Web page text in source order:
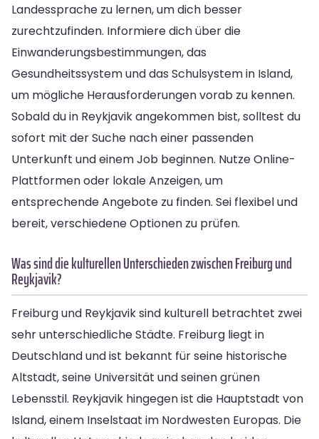
Landessprache zu lernen, um dich besser
zurechtzufinden. Informiere dich über die
Einwanderungsbestimmungen, das
Gesundheitssystem und das Schulsystem in Island,
um mögliche Herausforderungen vorab zu kennen.
Sobald du in Reykjavik angekommen bist, solltest du
sofort mit der Suche nach einer passenden
Unterkunft und einem Job beginnen. Nutze Online-
Plattformen oder lokale Anzeigen, um
entsprechende Angebote zu finden. Sei flexibel und
bereit, verschiedene Optionen zu prüfen.
Was sind die kulturellen Unterschieden zwischen Freiburg und
Reykjavik?
Freiburg und Reykjavik sind kulturell betrachtet zwei
sehr unterschiedliche Städte. Freiburg liegt in
Deutschland und ist bekannt für seine historische
Altstadt, seine Universität und seinen grünen
Lebensstil. Reykjavik hingegen ist die Hauptstadt von
Island, einem Inselstaat im Nordwesten Europas. Die